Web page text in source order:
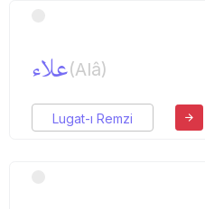
علاء(Alâ)
Lugat-ı Remzi